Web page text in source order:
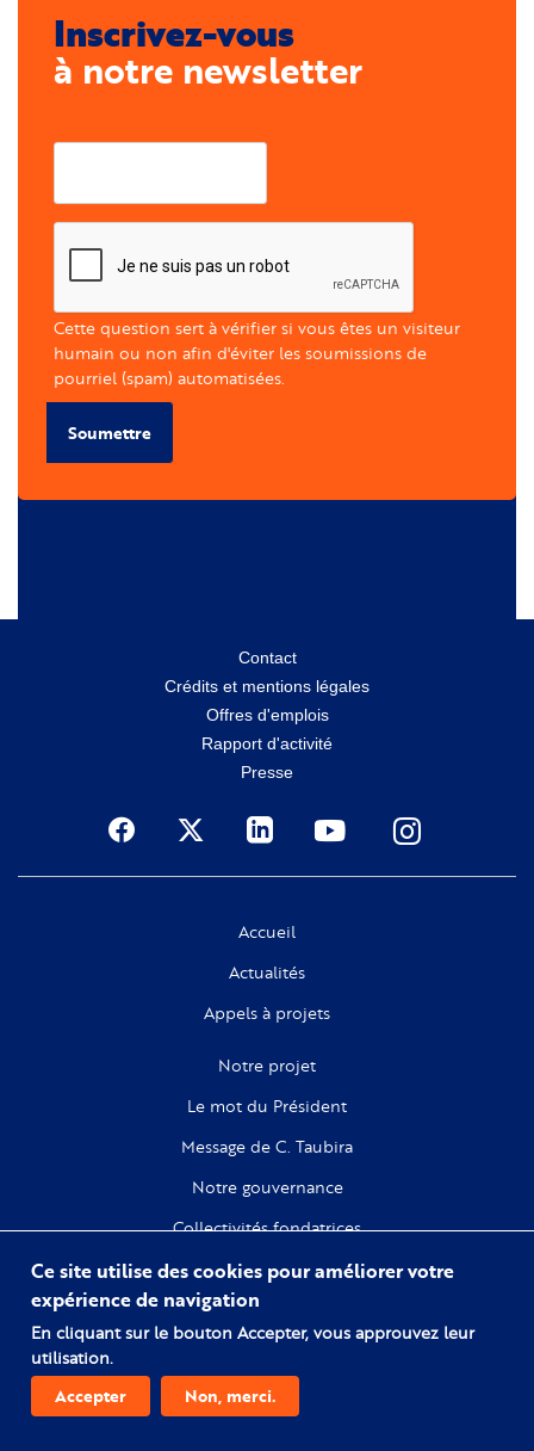
Inscrivez-vous
à notre newsletter
Cette question sert à vérifier si vous êtes un visiteur
humain ou non afin d'éviter les soumissions de
pourriel (spam) automatisées.
Soumettre
Contact
Crédits et mentions légales
Offres d'emplois
Rapport d'activité
Presse
Social
Accueil
Actualités
Appels à projets
Notre projet
Le mot du Président
Message de C. Taubira
Notre gouvernance
Collectivités fondatrices
Recherche
Citoyenneté
Comprendre l'esclavage
Ce site utilise des cookies pour améliorer votre
expérience de navigation
En cliquant sur le bouton Accepter, vous approuvez leur
utilisation.
Accepter Non, merci.